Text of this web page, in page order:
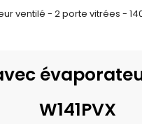
ventilé - 2 porte vitrées -
W141PVX